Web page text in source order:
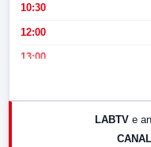
10:30
12:00
13:00
17:00
LABTV e